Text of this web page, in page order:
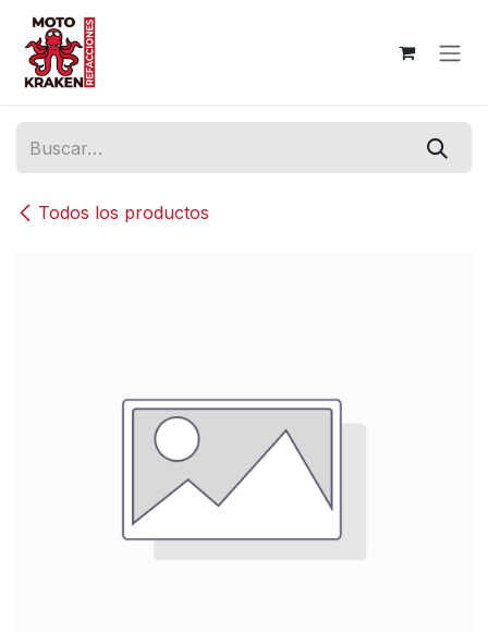
Ir al contenido
Todos los productos